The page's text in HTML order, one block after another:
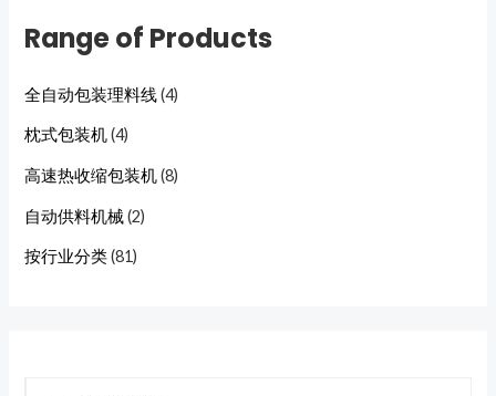
Range of Products
全自动包装理料线 (4)
枕式包装机 (4)
高速热收缩包装机 (8)
自动供料机械 (2)
按行业分类 (81)